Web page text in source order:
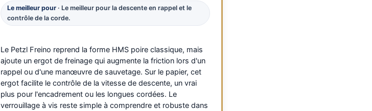
Le meilleur pour · Le meilleur pour la descente en rappel et le
contrôle de la corde.
Le Petzl Freino reprend la forme HMS poire classique, mais
ajoute un ergot de freinage qui augmente la friction lors d'un
rappel ou d'une manœuvre de sauvetage. Sur le papier, cet
ergot facilite le contrôle de la vitesse de descente, un vrai
plus pour l'encadrement ou les longues cordées. Le
verrouillage à vis reste simple à comprendre et robuste dans